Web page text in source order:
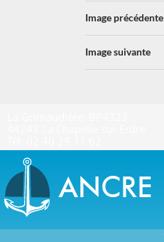
Image précédente
Image suivante